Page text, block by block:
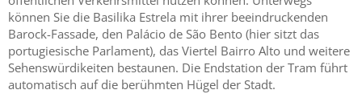
können Sie die Basilika Estrela mit ihrer beeindruckenden
Barock-Fassade, den Palácio de São Bento (hier sitzt das
portugiesische Parlament), das Viertel Bairro Alto und weitere
Sehenswürdikeiten bestaunen. Die Endstation der Tram führt
automatisch auf die berühmten Hügel der Stadt.